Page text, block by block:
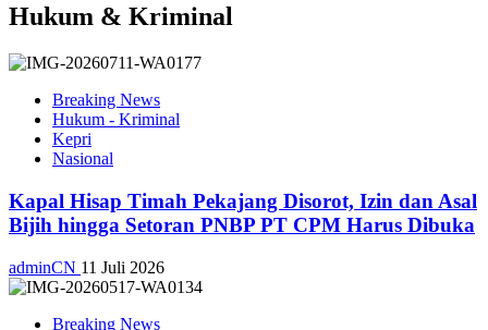
Hukum & Kriminal
Breaking News
Hukum - Kriminal
Kepri
Nasional
Kapal Hisap Timah Pekajang Disorot, Izin dan Asal
Bijih hingga Setoran PNBP PT CPM Harus Dibuka
adminCN 11 Juli 2026
Breaking News